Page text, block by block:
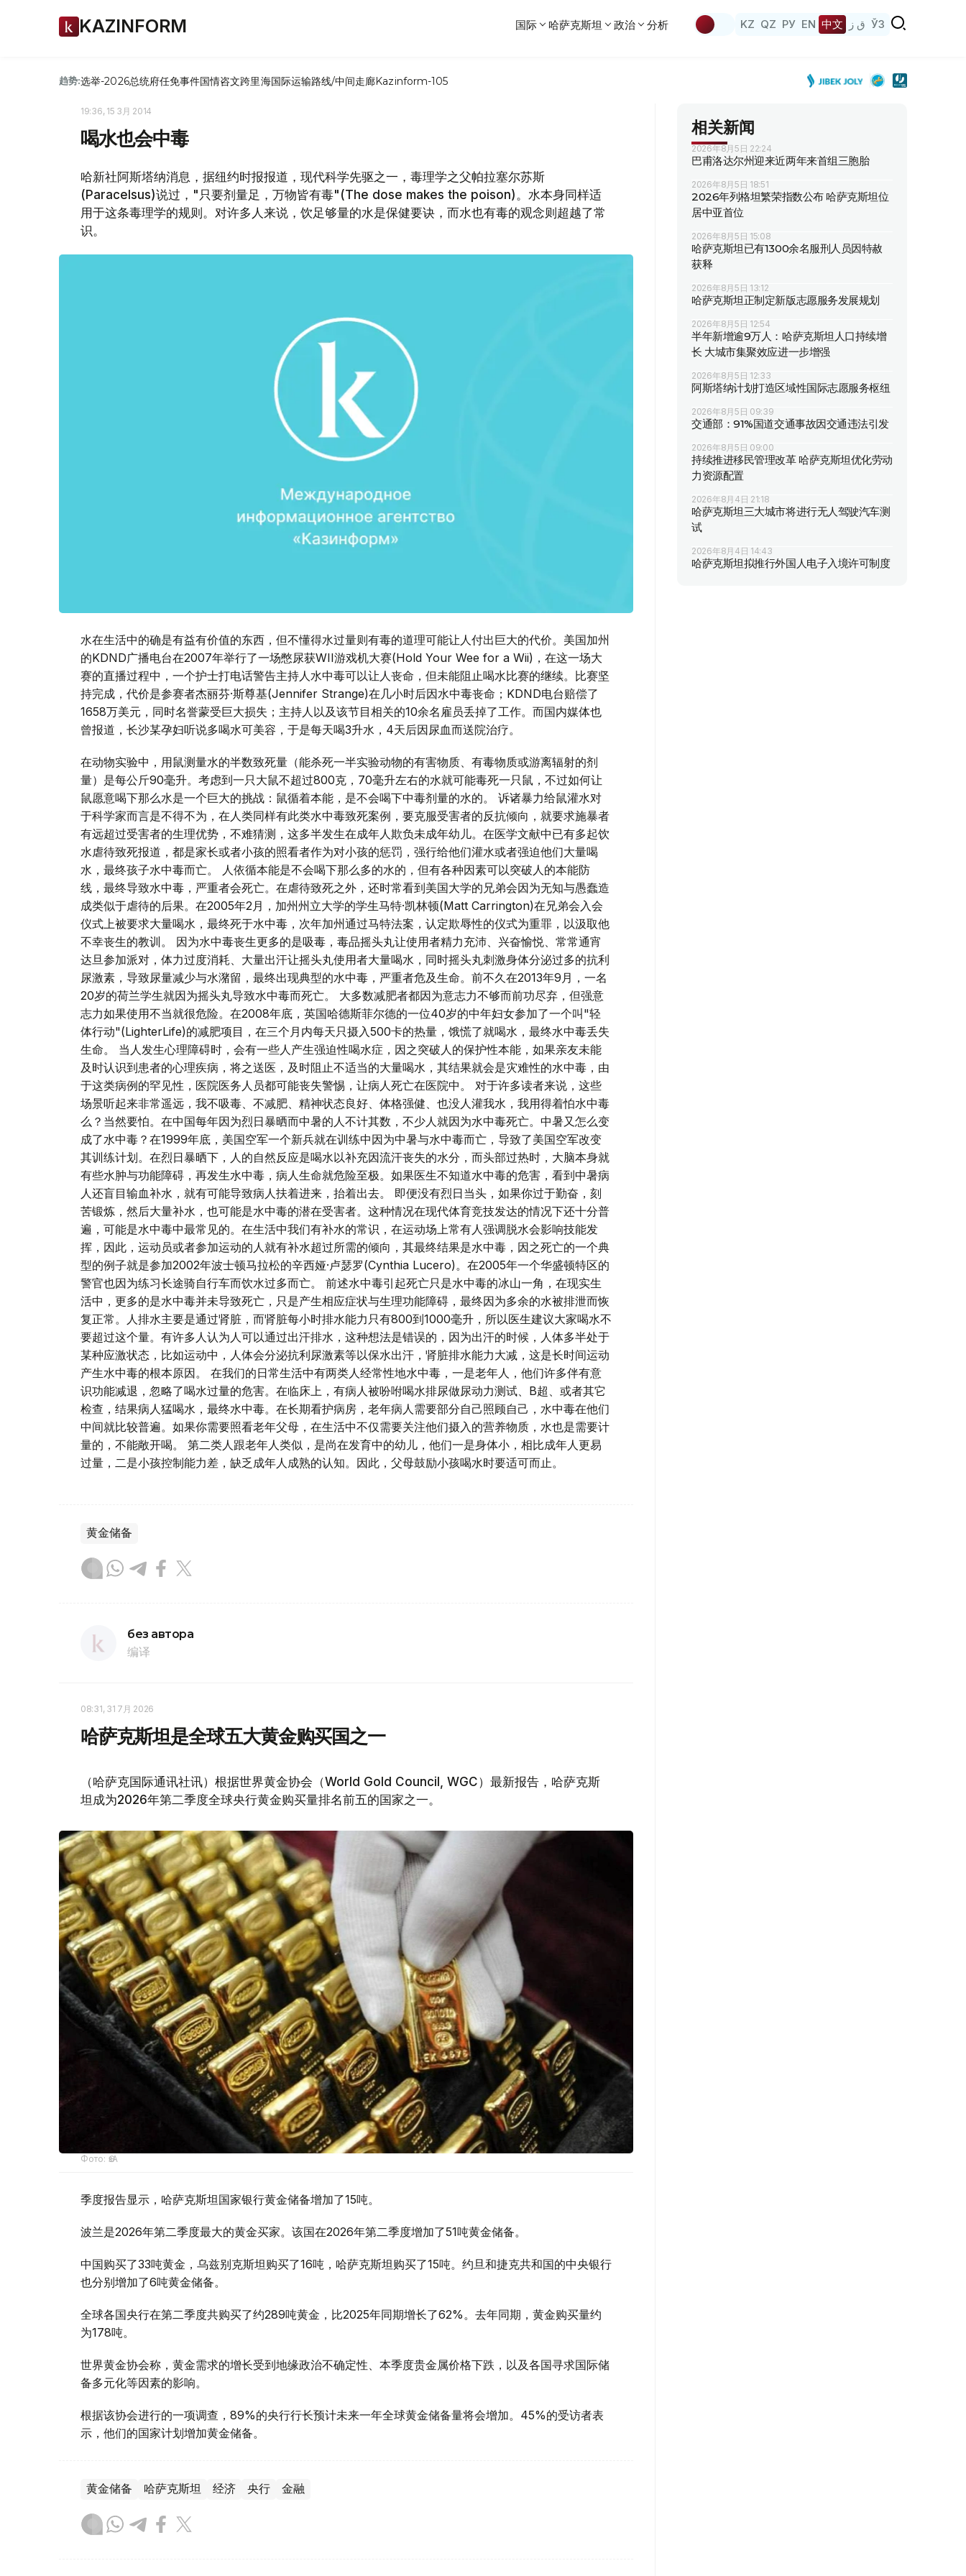
KAZINFORM 国际 哈萨克斯坦 政治 分析 KZ QZ РУ EN 中文 ق ز ЎЗ
趋势:选举-2026总统府任免事件国情咨文跨里海国际运输路线/中间走廊Kazinform-105
19:36, 15 3月 2014
喝水也会中毒
哈新社阿斯塔纳消息，据纽约时报报道，现代科学先驱之一，毒理学之父帕拉塞尔苏斯
(Paracelsus)说过，"只要剂量足，万物皆有毒"(The dose makes the poison)。水本身同样适
用于这条毒理学的规则。对许多人来说，饮足够量的水是保健要诀，而水也有毒的观念则超越了常
识。
水在生活中的确是有益有价值的东西，但不懂得水过量则有毒的道理可能让人付出巨大的代价。美国加州
的KDND广播电台在2007年举行了一场憋尿获WII游戏机大赛(Hold Your Wee for a Wii)，在这一场大
赛的直播过程中，一个护士打电话警告主持人水中毒可以让人丧命，但未能阻止喝水比赛的继续。比赛坚
持完成，代价是参赛者杰丽芬·斯尊基(Jennifer Strange)在几小时后因水中毒丧命；KDND电台赔偿了
1658万美元，同时名誉蒙受巨大损失；主持人以及该节目相关的10余名雇员丢掉了工作。而国内媒体也
曾报道，长沙某孕妇听说多喝水可美容，于是每天喝3升水，4天后因尿血而送院治疗。
在动物实验中，用鼠测量水的半数致死量（能杀死一半实验动物的有害物质、有毒物质或游离辐射的剂
量）是每公斤90毫升。考虑到一只大鼠不超过800克，70毫升左右的水就可能毒死一只鼠，不过如何让
鼠愿意喝下那么水是一个巨大的挑战：鼠循着本能，是不会喝下中毒剂量的水的。 诉诸暴力给鼠灌水对
于科学家而言是不得不为，在人类同样有此类水中毒致死案例，要克服受害者的反抗倾向，就要求施暴者
有远超过受害者的生理优势，不难猜测，这多半发生在成年人欺负未成年幼儿。在医学文献中已有多起饮
水虐待致死报道，都是家长或者小孩的照看者作为对小孩的惩罚，强行给他们灌水或者强迫他们大量喝
水，最终孩子水中毒而亡。 人依循本能是不会喝下那么多的水的，但有各种因素可以突破人的本能防
线，最终导致水中毒，严重者会死亡。在虐待致死之外，还时常看到美国大学的兄弟会因为无知与愚蠢造
成类似于虐待的后果。在2005年2月，加州州立大学的学生马特·凯林顿(Matt Carrington)在兄弟会入会
仪式上被要求大量喝水，最终死于水中毒，次年加州通过马特法案，认定欺辱性的仪式为重罪，以汲取他
不幸丧生的教训。 因为水中毒丧生更多的是吸毒，毒品摇头丸让使用者精力充沛、兴奋愉悦、常常通宵
达旦参加派对，体力过度消耗、大量出汗让摇头丸使用者大量喝水，同时摇头丸刺激身体分泌过多的抗利
尿激素，导致尿量减少与水潴留，最终出现典型的水中毒，严重者危及生命。前不久在2013年9月，一名
20岁的荷兰学生就因为摇头丸导致水中毒而死亡。 大多数减肥者都因为意志力不够而前功尽弃，但强意
志力如果使用不当就很危险。在2008年底，英国哈德斯菲尔德的一位40岁的中年妇女参加了一个叫"轻
体行动"(LighterLife)的减肥项目，在三个月内每天只摄入500卡的热量，饿慌了就喝水，最终水中毒丢失
生命。 当人发生心理障碍时，会有一些人产生强迫性喝水症，因之突破人的保护性本能，如果亲友未能
及时认识到患者的心理疾病，将之送医，及时阻止不适当的大量喝水，其结果就会是灾难性的水中毒，由
于这类病例的罕见性，医院医务人员都可能丧失警惕，让病人死亡在医院中。 对于许多读者来说，这些
场景听起来非常遥远，我不吸毒、不减肥、精神状态良好、体格强健、也没人灌我水，我用得着怕水中毒
么？当然要怕。在中国每年因为烈日暴晒而中暑的人不计其数，不少人就因为水中毒死亡。中暑又怎么变
成了水中毒？在1999年底，美国空军一个新兵就在训练中因为中暑与水中毒而亡，导致了美国空军改变
其训练计划。在烈日暴晒下，人的自然反应是喝水以补充因流汗丧失的水分，而头部过热时，大脑本身就
有些水肿与功能障碍，再发生水中毒，病人生命就危险至极。如果医生不知道水中毒的危害，看到中暑病
人还盲目输血补水，就有可能导致病人扶着进来，抬着出去。 即便没有烈日当头，如果你过于勤奋，刻
苦锻炼，然后大量补水，也可能是水中毒的潜在受害者。这种情况在现代体育竞技发达的情况下还十分普
遍，可能是水中毒中最常见的。在生活中我们有补水的常识，在运动场上常有人强调脱水会影响技能发
挥，因此，运动员或者参加运动的人就有补水超过所需的倾向，其最终结果是水中毒，因之死亡的一个典
型的例子就是参加2002年波士顿马拉松的辛西娅·卢瑟罗(Cynthia Lucero)。在2005年一个华盛顿特区的
警官也因为练习长途骑自行车而饮水过多而亡。 前述水中毒引起死亡只是水中毒的冰山一角，在现实生
活中，更多的是水中毒并未导致死亡，只是产生相应症状与生理功能障碍，最终因为多余的水被排泄而恢
复正常。人排水主要是通过肾脏，而肾脏每小时排水能力只有800到1000毫升，所以医生建议大家喝水不
要超过这个量。有许多人认为人可以通过出汗排水，这种想法是错误的，因为出汗的时候，人体多半处于
某种应激状态，比如运动中，人体会分泌抗利尿激素等以保水出汗，肾脏排水能力大减，这是长时间运动
产生水中毒的根本原因。 在我们的日常生活中有两类人经常性地水中毒，一是老年人，他们许多伴有意
识功能减退，忽略了喝水过量的危害。在临床上，有病人被吩咐喝水排尿做尿动力测试、B超、或者其它
检查，结果病人猛喝水，最终水中毒。在长期看护病房，老年病人需要部分自己照顾自己，水中毒在他们
中间就比较普遍。如果你需要照看老年父母，在生活中不仅需要关注他们摄入的营养物质，水也是需要计
量的，不能敞开喝。 第二类人跟老年人类似，是尚在发育中的幼儿，他们一是身体小，相比成年人更易
过量，二是小孩控制能力差，缺乏成年人成熟的认知。因此，父母鼓励小孩喝水时要适可而止。
黄金储备
без автора
编译
08:31, 31 7月 2026
哈萨克斯坦是全球五大黄金购买国之一
（哈萨克国际通讯社讯）根据世界黄金协会（World Gold Council, WGC）最新报告，哈萨克斯
坦成为2026年第二季度全球央行黄金购买量排名前五的国家之一。
Фото: ӨзА
季度报告显示，哈萨克斯坦国家银行黄金储备增加了15吨。
波兰是2026年第二季度最大的黄金买家。该国在2026年第二季度增加了51吨黄金储备。
中国购买了33吨黄金，乌兹别克斯坦购买了16吨，哈萨克斯坦购买了15吨。约旦和捷克共和国的中央银行
也分别增加了6吨黄金储备。
全球各国央行在第二季度共购买了约289吨黄金，比2025年同期增长了62%。去年同期，黄金购买量约
为178吨。
世界黄金协会称，黄金需求的增长受到地缘政治不确定性、本季度贵金属价格下跌，以及各国寻求国际储
备多元化等因素的影响。
根据该协会进行的一项调查，89%的央行行长预计未来一年全球黄金储备量将会增加。45%的受访者表
示，他们的国家计划增加黄金储备。
黄金储备 哈萨克斯坦 经济 央行 金融
相关新闻
2026年8月5日 22:24
巴甫洛达尔州迎来近两年来首组三胞胎
2026年8月5日 18:51
2026年列格坦繁荣指数公布 哈萨克斯坦位
居中亚首位
2026年8月5日 15:08
哈萨克斯坦已有1300余名服刑人员因特赦
获释
2026年8月5日 13:12
哈萨克斯坦正制定新版志愿服务发展规划
2026年8月5日 12:54
半年新增逾9万人：哈萨克斯坦人口持续增
长 大城市集聚效应进一步增强
2026年8月5日 12:33
阿斯塔纳计划打造区域性国际志愿服务枢纽
2026年8月5日 09:39
交通部：91%国道交通事故因交通违法引发
2026年8月5日 09:00
持续推进移民管理改革 哈萨克斯坦优化劳动
力资源配置
2026年8月4日 21:18
哈萨克斯坦三大城市将进行无人驾驶汽车测
试
2026年8月4日 14:43
哈萨克斯坦拟推行外国人电子入境许可制度